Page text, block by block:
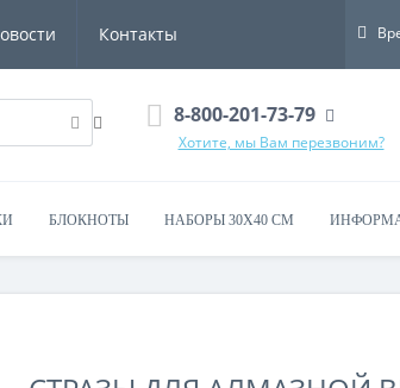
Контакты
8-800-201-73-79
Хотите, мы Вам перезвоним?
БЛОКНОТЫ НАБОРЫ 30Х40 СМ